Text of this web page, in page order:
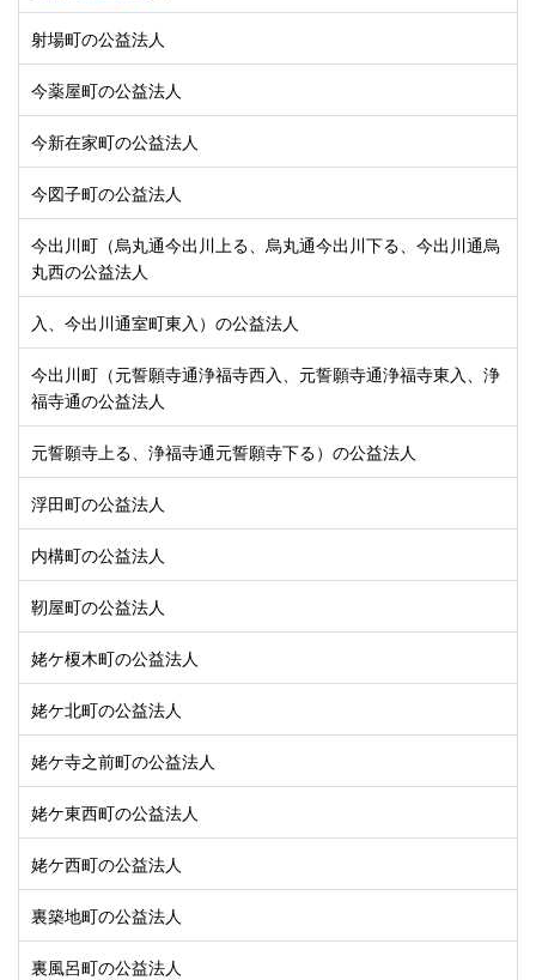
射場町の公益法人
今薬屋町の公益法人
今新在家町の公益法人
今図子町の公益法人
今出川町（烏丸通今出川上る、烏丸通今出川下る、今出川通烏
丸西の公益法人
入、今出川通室町東入）の公益法人
今出川町（元誓願寺通浄福寺西入、元誓願寺通浄福寺東入、浄
福寺通の公益法人
元誓願寺上る、浄福寺通元誓願寺下る）の公益法人
浮田町の公益法人
内構町の公益法人
靭屋町の公益法人
姥ケ榎木町の公益法人
姥ケ北町の公益法人
姥ケ寺之前町の公益法人
姥ケ東西町の公益法人
姥ケ西町の公益法人
裏築地町の公益法人
裏風呂町の公益法人